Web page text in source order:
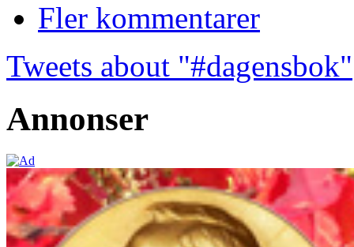
Fler kommentarer
Tweets about "#dagensbok"
Annonser